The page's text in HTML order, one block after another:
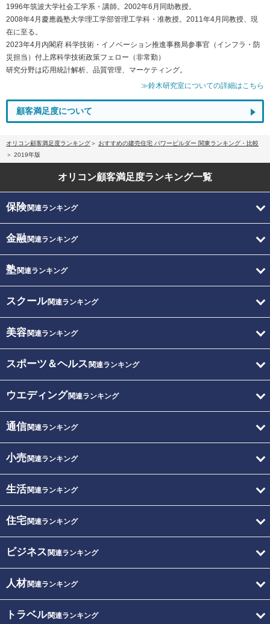
1996年筑波大学社会工学系・講師。2002年6月同助教授。
2008年4月慶應義塾大学理工学部管理工学科・准教授。2011年4月同教授、現
在に至る。
2023年4月内閣府 科学技術・イノベーション推進事務局参事官（インフラ・防
災担当）付上席科学技術政策フェロー（非常勤）
研究分野は応用統計解析、品質管理、マーケティング。
≫鈴木研究室についての詳細はこちら
顧客満足度について
オリコン顧客満足度ランキング
おすすめの建売住宅 パワービルダー 関東ランキング・比較
2019年版
オリコン顧客満足度ランキング一覧
保険関連ランキング
金融関連ランキング
塾関連ランキング
スクール関連ランキング
美容関連ランキング
スポーツ＆ヘルス 関連ランキング
ウエディング関連ランキング
通信関連ランキング
小売関連ランキング
生活関連ランキング
住宅関連ランキング
ビジネス 関連ランキング
人材関連ランキング
トラベル関連ランキング